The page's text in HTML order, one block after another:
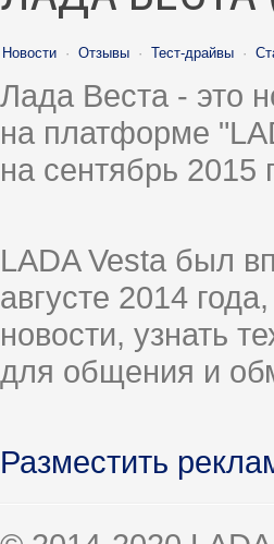
Новости · Отзывы · Тест-драйвы ·
Лада Веста - это
на платформе
на сентябрь
LADA Vesta был
августе 2014
новости, узнать
для общения и
Разместить